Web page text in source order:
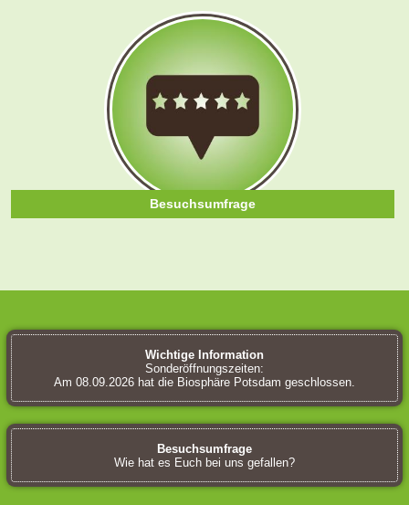
Besuchsumfrage
Wichtige Information
Sonderöffnungszeiten:
Am 08.09.2026 hat die Biosphäre Potsdam geschlossen.
Besuchsumfrage
Wie hat es Euch bei uns gefallen?